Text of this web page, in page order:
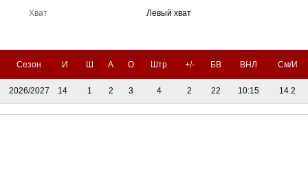
Хват
Левый хват
Сезон И Ш А О Штр +/- БВ ВНЛ См/И
2026/2027 14 1 2 3 4 2 22 10:15 14.2